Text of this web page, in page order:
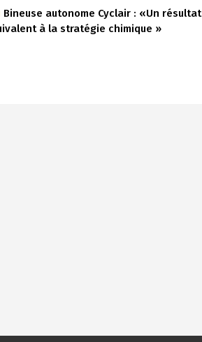
Bineuse autonome Cyclair : «Un résultat
à la stratégie chimique »